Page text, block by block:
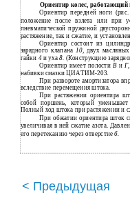
Ориентир колес, работающий
Ориентир передней ноги
положение после взлета или при
пневматической пружиной
растяжение, так и сжатие, и
Ориентир состоит из
зарядного клапана10,двух
гайки 4и уха8. (Конструкцию
Ориентир имеет полости В и
набивки смазки ЦИАТИМ-203.
При развороте амортизатора
вследствие перемещения штока.
При растяжении ориентира
собой поршень, который
Полный ход штока при растяжении и
При обжатии ориентира шток
увеличивая в ней сжатие азота.
его перетеканию через отверстиеб.
< Предыдущая